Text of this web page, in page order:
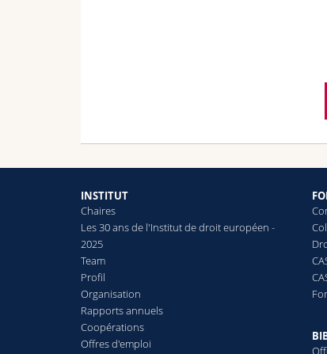
INSTITUT
Chaires
Les 30 ans de l'Institut de droit européen -
2025
Team
Profil
Organisation
Rapports annuels
Coopérations
Offres d'emploi